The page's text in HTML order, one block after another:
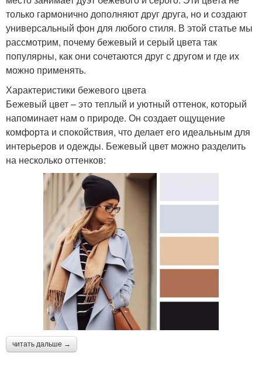
только гармонично дополняют друг друга, но и создают
универсальный фон для любого стиля. В этой статье мы
рассмотрим, почему бежевый и серый цвета так
популярны, как они сочетаются друг с другом и где их
можно применять.
Характеристики бежевого цвета
Бежевый цвет – это теплый и уютный оттенок, который
напоминает нам о природе. Он создает ощущение
комфорта и спокойствия, что делает его идеальным для
интерьеров и одежды. Бежевый цвет можно разделить
на несколько оттенков:
читать дальше →